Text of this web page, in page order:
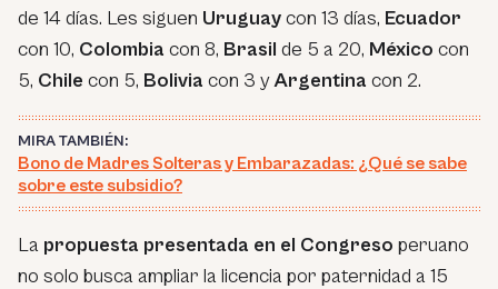
de 14 días. Les siguen Uruguaycon 13 días, Ecuador
con 10, Colombia con 8, Brasil de 5 a 20, México con
5, Chile con 5, Bolivia con 3 yArgentina con 2.
MIRA TAMBIÉN:
Bono de Madres Solteras y Embarazadas: ¿Qué se sabe
sobre este subsidio?
La propuesta presentada en el Congreso peruano
no solo busca ampliar la licencia por paternidad a 15